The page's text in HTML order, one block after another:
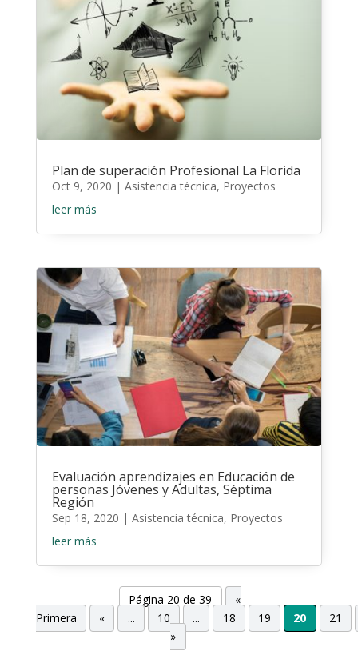
Plan de superación Profesional La Florida
Oct 9, 2020 | Asistencia técnica, Proyectos
leer más
Evaluación aprendizajes en Educación de
personas Jóvenes y Adultas, Séptima
Región
Sep 18, 2020 | Asistencia técnica, Proyectos
leer más
Página 20 de 39
«
Primera
« ... 10 ... 18 19 20
21
»